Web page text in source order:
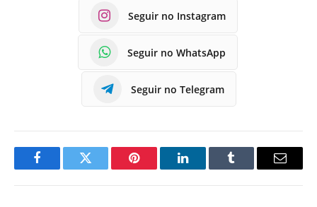
Seguir no Instagram
Seguir no WhatsApp
Seguir no Telegram
FacebookTwitter Pinterest LinkedInTumblr
E-